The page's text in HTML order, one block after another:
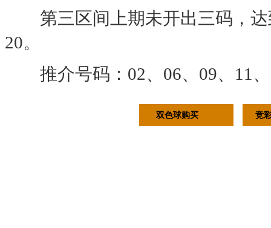
第三区间上期未开出三码，达
20。
推介号码：02、06、09、11、
双色球购买 竞